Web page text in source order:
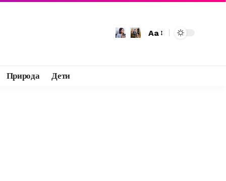
Aa
Природа Дети